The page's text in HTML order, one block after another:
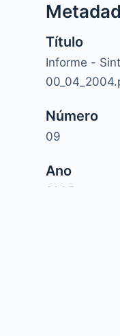
Título
Informe -
Número
09
Ano
2005